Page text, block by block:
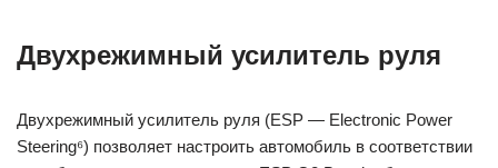
Двухрежимный усилитель руля
Двухрежимный усилитель руля (ESP — Electronic Power
Steering⁶) позволяет настроить автомобиль в соответствии